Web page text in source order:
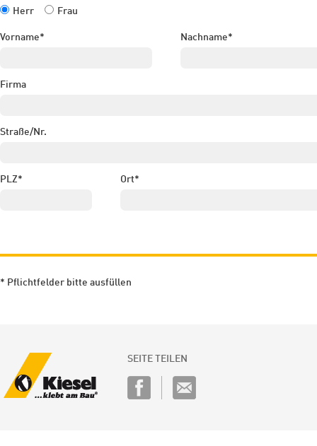
Herr
Frau
Vorname* Nachname*
Firma
Straße/Nr.
PLZ* Ort*
* Pflichtfelder bitte ausfüllen
SEITE TEILEN